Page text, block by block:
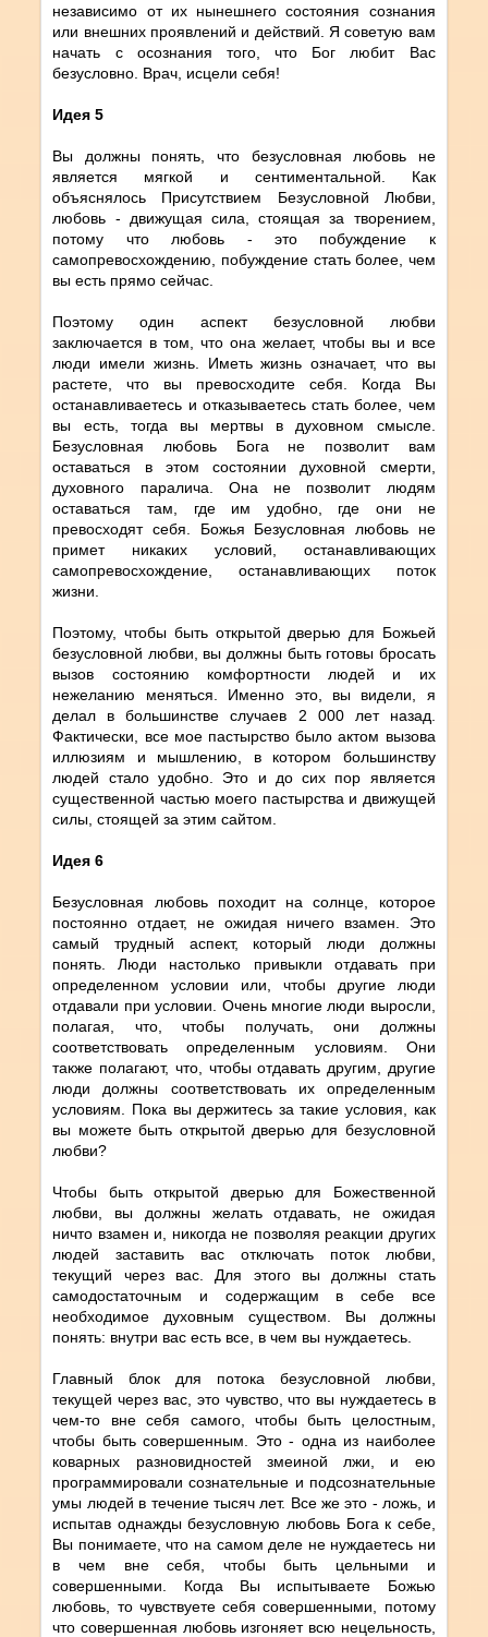
независимо от их нынешнего состояния сознания
или внешних проявлений и действий. Я советую вам
начать с осознания того, что Бог любит Вас
безусловно. Врач, исцели себя!
Идея 5
Вы должны понять, что безусловная любовь не
является мягкой и сентиментальной. Как
объяснялось Присутствием Безусловной Любви,
любовь - движущая сила, стоящая за творением,
потому что любовь - это побуждение к
самопревосхождению, побуждение стать более, чем
вы есть прямо сейчас.
Поэтому один аспект безусловной любви
заключается в том, что она желает, чтобы вы и все
люди имели жизнь. Иметь жизнь означает, что вы
растете, что вы превосходите себя. Когда Вы
останавливаетесь и отказываетесь стать более, чем
вы есть, тогда вы мертвы в духовном смысле.
Безусловная любовь Бога не позволит вам
оставаться в этом состоянии духовной смерти,
духовного паралича. Она не позволит людям
оставаться там, где им удобно, где они не
превосходят себя. Божья Безусловная любовь не
примет никаких условий, останавливающих
самопревосхождение, останавливающих поток
жизни.
Поэтому, чтобы быть открытой дверью для Божьей
безусловной любви, вы должны быть готовы бросать
вызов состоянию комфортности людей и их
нежеланию меняться. Именно это, вы видели, я
делал в большинстве случаев 2 000 лет назад.
Фактически, все мое пастырство было актом вызова
иллюзиям и мышлению, в котором большинству
людей стало удобно. Это и до сих пор является
существенной частью моего пастырства и движущей
силы, стоящей за этим сайтом.
Идея 6
Безусловная любовь походит на солнце, которое
постоянно отдает, не ожидая ничего взамен. Это
самый трудный аспект, который люди должны
понять. Люди настолько привыкли отдавать при
определенном условии или, чтобы другие люди
отдавали при условии. Очень многие люди выросли,
полагая, что, чтобы получать, они должны
соответствовать определенным условиям. Они
также полагают, что, чтобы отдавать другим, другие
люди должны соответствовать их определенным
условиям. Пока вы держитесь за такие условия, как
вы можете быть открытой дверью для безусловной
любви?
Чтобы быть открытой дверью для Божественной
любви, вы должны желать отдавать, не ожидая
ничто взамен и, никогда не позволяя реакции других
людей заставить вас отключать поток любви,
текущий через вас. Для этого вы должны стать
самодостаточным и содержащим в себе все
необходимое духовным существом. Вы должны
понять: внутри вас есть все, в чем вы нуждаетесь.
Главный блок для потока безусловной любви,
текущей через вас, это чувство, что вы нуждаетесь в
чем-то вне себя самого, чтобы быть целостным,
чтобы быть совершенным. Это - одна из наиболее
коварных разновидностей змеиной лжи, и ею
программировали сознательные и подсознательные
умы людей в течение тысяч лет. Все же это - ложь, и
испытав однажды безусловную любовь Бога к себе,
Вы понимаете, что на самом деле не нуждаетесь ни
в чем вне себя, чтобы быть цельными и
совершенными. Когда Вы испытываете Божью
любовь, то чувствуете себя совершенными, потому
что совершенная любовь изгоняет всю нецельность,